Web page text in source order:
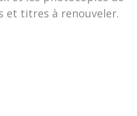
et titres à renouveler.